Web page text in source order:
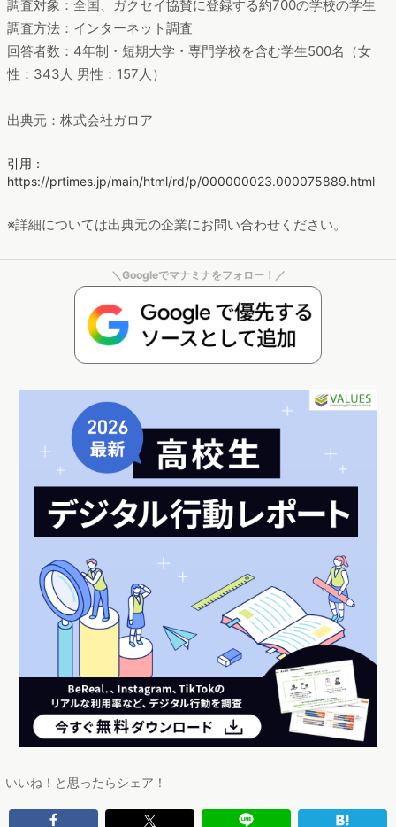
調査対象：全国、ガクセイ協賛に登録する約700の学校の学生
調査方法：インターネット調査
回答者数：4年制・短期大学・専門学校を含む学生500名（女
性：343人 男性：157人）
出典元：株式会社ガロア
引用：
https://prtimes.jp/main/html/rd/p/000000023.000075889.html
※詳細については出典元の企業にお問い合わせください。
＼Googleでマナミナをフォロー！／
いいね！と思ったらシェア！